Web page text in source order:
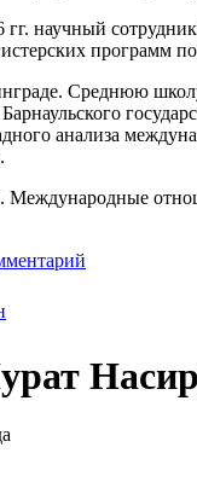
научный
Среднюю
Барнаульского
анализа
Международные